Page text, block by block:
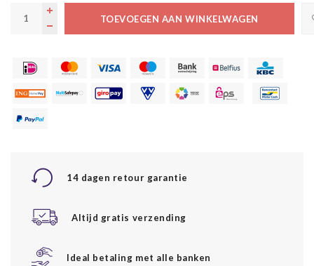
TOEVOEGEN AAN WINKELWAGEN
14 dagen retour garantie
Altijd gratis verzending
Ideal betaling met alle banken